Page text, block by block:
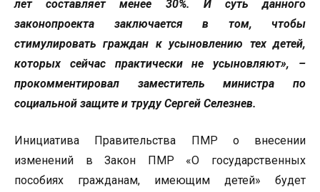
лет составляет менее 30%. И суть данного
законопроекта заключается в том, чтобы
стимулировать граждан к усыновлению тех детей,
которых сейчас практически не усыновляют», –
прокомментировал заместитель министра по
социальной защите и труду Сергей Селезнев.
Инициатива Правительства ПМР о внесении
изменений в Закон ПМР «О государственных
пособиях гражданам, имеющим детей» будет